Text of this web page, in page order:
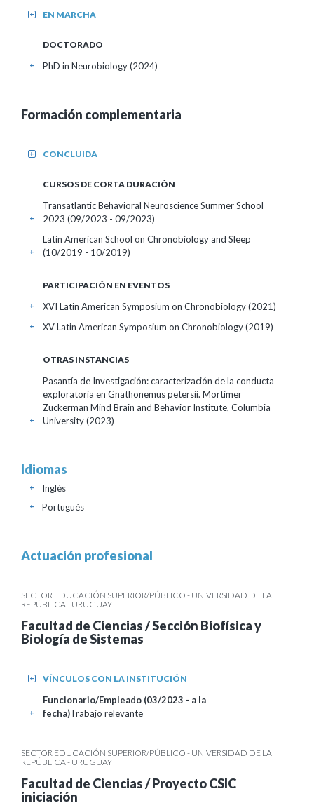
EN MARCHA
+
DOCTORADO
PhD in Neurobiology (2024)
+
Formación complementaria
CONCLUIDA
+
CURSOS DE CORTA DURACIÓN
Transatlantic Behavioral Neuroscience Summer School
2023 (09/2023 - 09/2023)
+
Latin American School on Chronobiology and Sleep
(10/2019 - 10/2019)
+
PARTICIPACIÓN EN EVENTOS
XVI Latin American Symposium on Chronobiology(2021)
+
XV Latin American Symposium on Chronobiology(2019)
+
OTRAS INSTANCIAS
Pasantía de Investigación: caracterización de la conducta
exploratoria en Gnathonemus petersii. Mortimer
Zuckerman Mind Brain and Behavior Institute, Columbia
University(2023)
+
Idiomas
Inglés
+
Portugués
+
Actuación profesional
SECTOR EDUCACIÓN SUPERIOR/PÚBLICO - UNIVERSIDAD DE LA
REPÚBLICA - URUGUAY
Facultad de Ciencias / Sección Biofísica y
Biología de Sistemas
VÍNCULOS CON LA INSTITUCIÓN
+
Funcionario/Empleado (03/2023 - a la
fecha)Trabajo relevante
+
SECTOR EDUCACIÓN SUPERIOR/PÚBLICO - UNIVERSIDAD DE LA
REPÚBLICA - URUGUAY
Facultad de Ciencias / Proyecto CSIC
iniciación